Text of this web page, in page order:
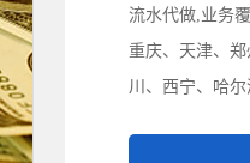
流水代做,业务
重庆、天津、
川、西宁、哈